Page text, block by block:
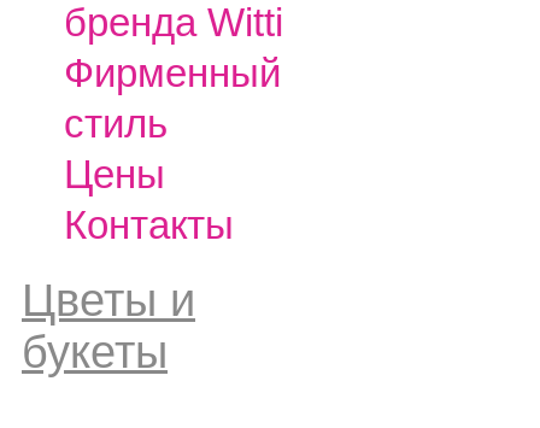
бренда Witti
Фирменный
стиль
Цены
Контакты
Цветы и
букеты